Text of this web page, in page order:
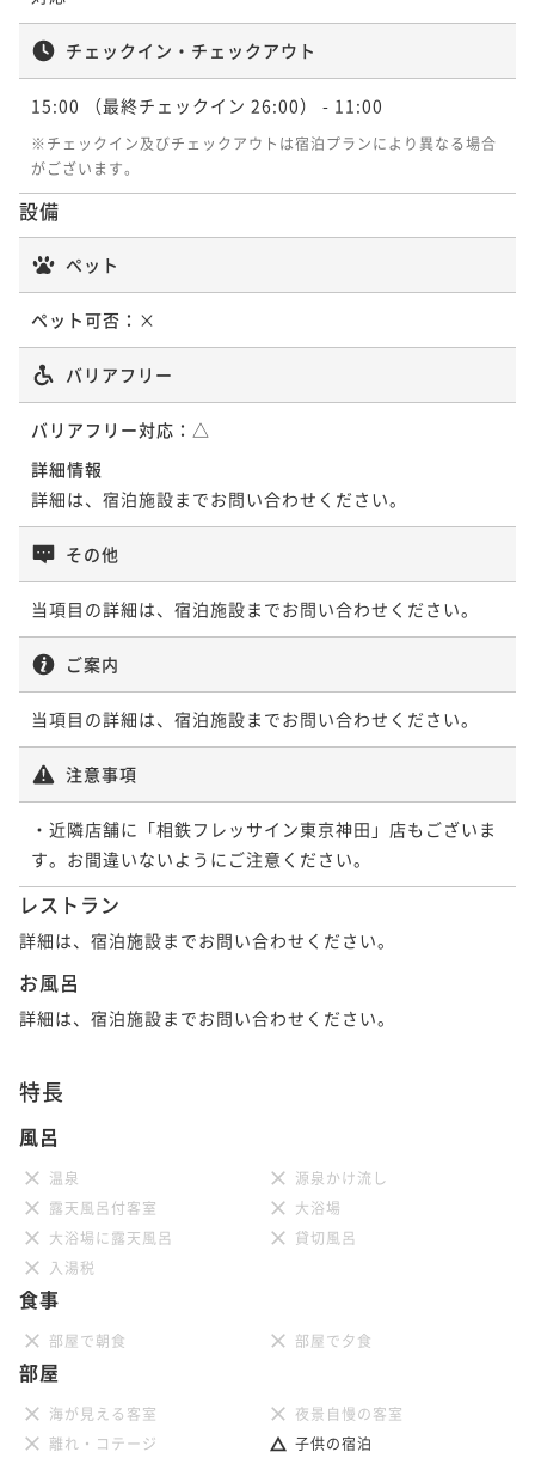
【5連泊以上】連泊とくとくステイプラン＜食事なし＞
素泊まり
ポイント即利用で最大7％OFF
¥ 54,237 ~
【5連泊以上】連泊とくとくステイプラン＜朝食付き＞
ポイントアップ
お得に予約！14日前割引プラン＜朝食付き＞
¥20,196~
ポイントアップ
【3連泊以上】連泊とくとくステイプラン＜食事なし＞
素泊まり 現地決済可
¥ 46,293 ~
ポイントアップ
【3連泊以上】連泊とくとくステイプラン＜朝食付き＞
朝食付き 現地決済可
¥61,064~
¥ 56,789 ~
ポイントアップ
【5連泊以上】連泊とくとくステイプラン＜食事なし＞
ポイント即利用で最大7％OFF
¥ 79,012 ~
【5連泊以上】連泊とくとくステイプラン＜朝食付き＞
朝食付き 現地決済可 事前決済可
IN 15:00 - 28:00 OUT11:00
チェックイン・チェックアウト
15:00 （最終チェックイン 26:00） - 11:00
※チェックイン及びチェックアウトは宿泊プランにより異なる場合
がございます。
設備
ペット
ペット可否： ×
バリアフリー
バリアフリー対応： △
詳細情報
詳細は、宿泊施設までお問い合わせください。
その他
当項目の詳細は、宿泊施設までお問い合わせください。
ご案内
当項目の詳細は、宿泊施設までお問い合わせください。
注意事項
・近隣店舗に「相鉄フレッサイン東京神田」店もございま
す。お間違いないようにご注意ください。
レストラン
詳細は、宿泊施設までお問い合わせください。
お風呂
詳細は、宿泊施設までお問い合わせください。
特長
風呂
温泉
源泉かけ流し
露天風呂付客室
大浴場
大浴場に露天風呂
貸切風呂
入湯税
食事
部屋で朝食 部屋で夕食
部屋
海が見える客室
夜景自慢の客室
離れ・コテージ
子供の宿泊